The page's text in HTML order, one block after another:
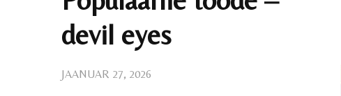
devil eyes
JAANUAR 27, 2026